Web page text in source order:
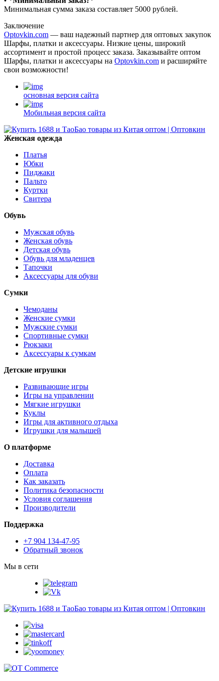
Минимальная сумма заказа составляет 5000 рублей.
Заключение
Optovkin.com — ваш надежный партнер для оптовых закупок
Шарфы, платки и аксессуары. Низкие цены, широкий
ассортимент и простой процесс заказа. Заказывайте оптом
Шарфы, платки и аксессуары на Optovkin.com и расширяйте
свои возможности!
основная версия сайта
Мобильная версия сайта
Женская одежда
Платья
Юбки
Пиджаки
Пальто
Куртки
Свитера
Обувь
Мужская обувь
Женская обувь
Детская обувь
Обувь для младенцев
Тапочки
Аксессуары для обуви
Сумки
Чемоданы
Женские сумки
Мужские сумки
Спортивные сумки
Рюкзаки
Аксессуары к сумкам
Детские игрушки
Развивающие игры
Игры на управлении
Мягкие игрушки
Куклы
Игры для активного отдыха
Игрушки для малышей
О платформе
Доставка
Оплата
Как заказать
Политика безопасности
Условия соглашения
Производители
Поддержка
+7 904 134-47-95
Обратный звонок
Мы в сети